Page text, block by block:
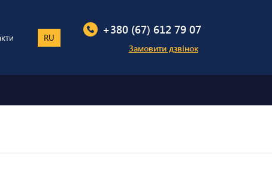
RU
+380 (67) 612 79 07
Замовити дзвінок